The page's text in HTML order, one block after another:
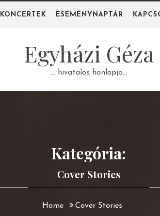
KONCERTEK ESEMÉNYNAPTÁR
Egyházi Géza
… hivatalos honlapja…
Kategória:
Cover Stories
Home Cover Stories